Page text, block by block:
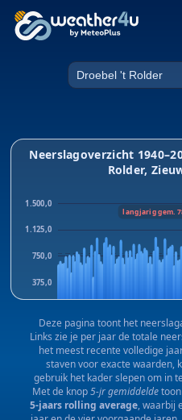
Neerslag in
Neerslagoverzicht
Rolder,
375,0
750,0
1.125,0
1.500,0
1940 1983
langjarig gem.
Deze pagina toont het
Links zie je per jaar de totale
het meest recente volledige
staven voor exacte waarden,
gebruik het kader slepen om in
Met de knop5-jr gemiddeldetoon
5-jaars rolling average, waarbij